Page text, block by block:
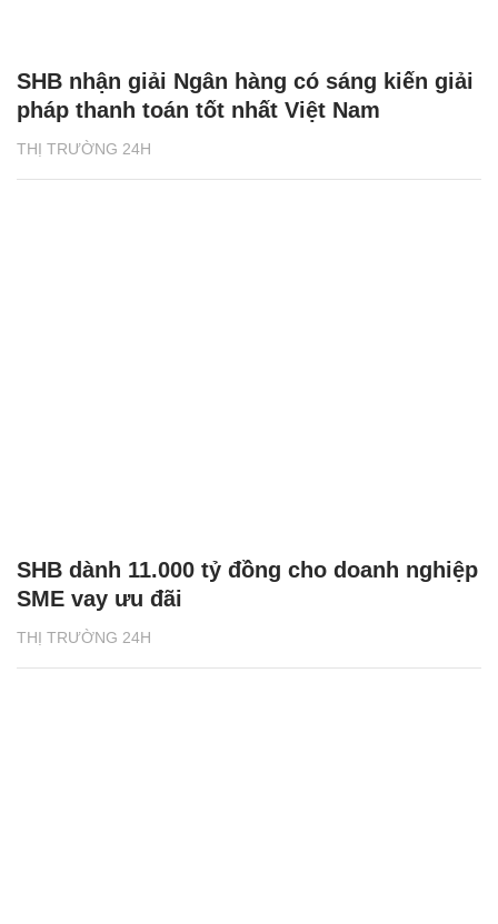
THỊ TRƯỜNG 24H
SHB nhận giải Ngân hàng có sáng kiến giải
pháp thanh toán tốt nhất Việt Nam
THỊ TRƯỜNG 24H
SHB dành 11.000 tỷ đồng cho doanh nghiệp
SME vay ưu đãi